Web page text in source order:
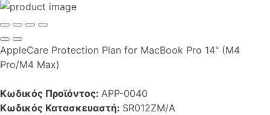
AppleCare Protection Plan for MacBook Pro 14" (M4
Pro/M4 Max)
Κωδικός Προϊόντος: APP-0040
Κωδικός Κατασκευαστή: SR012ZM/A